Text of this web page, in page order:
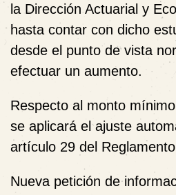
la Dirección Actuarial y
hasta contar con dicho
desde el punto de vista
efectuar un aumento.
Respecto al monto
se aplicará el ajuste
artículo 29 del
Nueva petición de